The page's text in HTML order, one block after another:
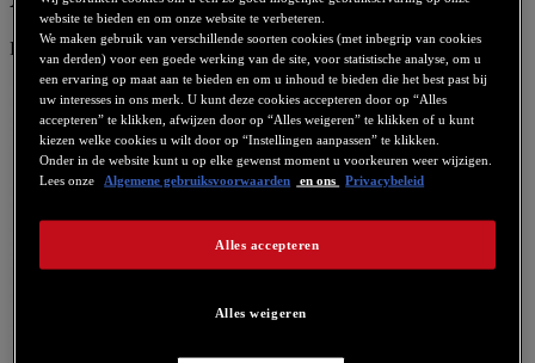
Productnummer 4768136 4780409
website te bieden en om onze website te verbeteren.
We maken gebruik van verschillende soorten cookies (met inbegrip van cookies
van derden) voor een goede werking van de site, voor statistische analyse, om u
een ervaring op maat aan te bieden en om u inhoud te bieden die het best past bij
uw interesses in ons merk. U kunt deze cookies accepteren door op “Alles
accepteren” te klikken, afwijzen door op “Alles weigeren” te klikken of u kunt
kiezen welke cookies u wilt door op “Instellingen aanpassen” te klikken.
Onder in de website kunt u op elke gewenst moment u voorkeuren weer wijzigen.
Lees onze
Algemene gebruiksvoorwaarden en ons Privacybeleid
Alles weigeren
Alles accepteren